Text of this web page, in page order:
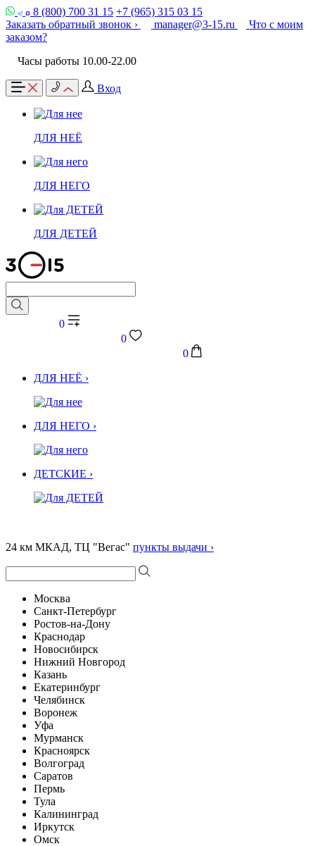
8 (800) 700 31 15 +7 (965) 315 03 15
Заказать обратный звонок ›
manager@3-15.ru
Что с моим
заказом?
Часы работы 10.00-22.00
Вход
ДЛЯ НЕЁ
ДЛЯ НЕГО
ДЛЯ ДЕТЕЙ
0
0
0
ДЛЯ НЕЁ ›
ДЛЯ НЕГО ›
ДЕТСКИЕ ›
24 км МКАД, ТЦ "Вегас" пункты выдачи ›
Москва
Санкт-Петербург
Ростов-на-Дону
Краснодар
Новосибирск
Нижний Новгород
Казань
Екатеринбург
Челябинск
Воронеж
Уфа
Мурманск
Красноярск
Волгоград
Саратов
Пермь
Тула
Калининград
Иркутск
Омск